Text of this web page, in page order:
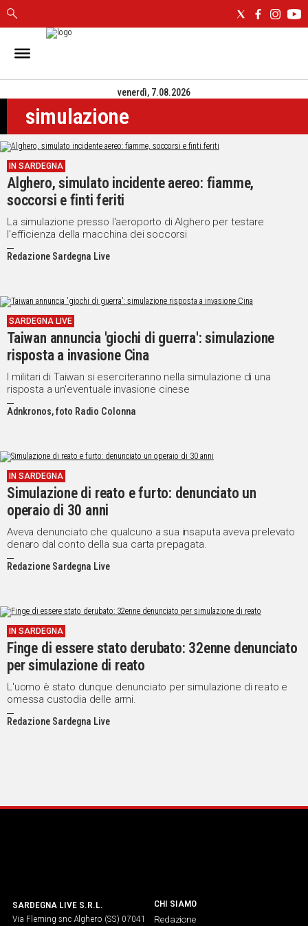
IN
CAGLIARI
SASSARI
NUORO
ORISTANO
SULCIS
GALLURA
OGLIASTRA
MEDIO
CAMPIDANO
POLITICA
IN
ITALIA
NEL
MONDO
SPORT
EVENTI
VIDEO
Social
venerdì, 7.08.2026
simulazione
IN SARDEGNA
Alghero, simulato incidente aereo: fiamme,
soccorsi e finti feriti
La simulazione presso l'aeroporto di Alghero per testare
l'efficienza della macchina dei soccorsi
Redazione Sardegna Live
SARDEGNA LIVE
Taiwan annuncia 'giochi di guerra': simulazione
risposta a invasione Cina
I militari di Taiwan si eserciteranno nella simulazione di una
risposta a un'eventuale invasione cinese
Adnkronos, foto Radio Colonna
IN SARDEGNA
Simulazione di reato e furto: denunciato un
operaio di 30 anni
Aveva denunciato che qualcuno a sua insaputa aveva prelevato
denaro dal conto della sua carta prepagata.
Redazione Sardegna Live
IN SARDEGNA
Finge di essere stato derubato: 32enne denunciato
per simulazione di reato
L'uomo è stato dunque denunciato per simulazione di reato e
omessa custodia delle armi.
Redazione Sardegna Live
SARDEGNA LIVE S.R.L.
Via Fleming snc Alghero (SS) 07041
CHI SIAMO
Redazione